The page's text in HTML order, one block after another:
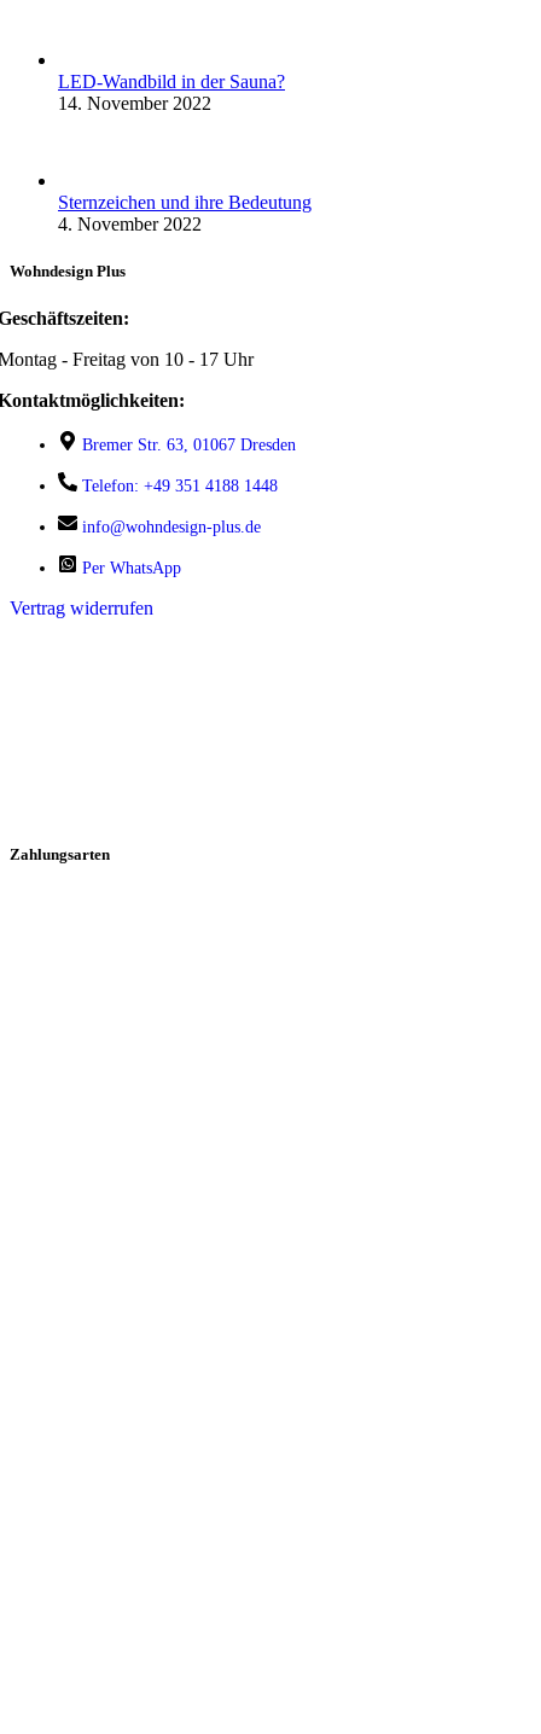
LED-Wandbild in der Sauna?
14. November 2022
Sternzeichen und ihre Bedeutung
4. November 2022
Wohndesign Plus
- Freitag von 10 - 17 Uhr
Bremer Str. 63, 01067 Dresden
Telefon: +49 351 4188 1448
info@wohndesign-plus.de
Per WhatsApp
Vertrag widerrufen
Zahlungsarten